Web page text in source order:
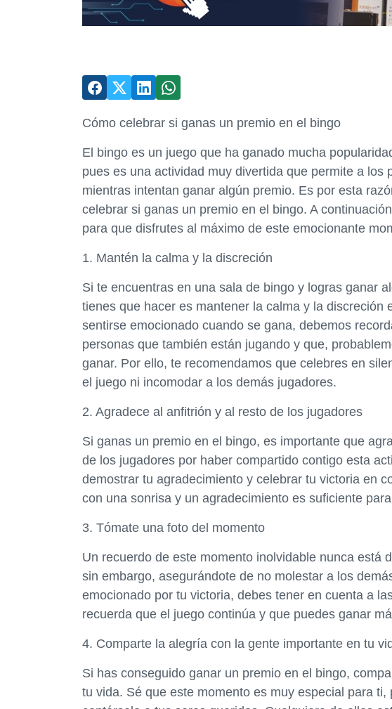
Cómo celebrar si ganas un premio en el bingo
El bingo es un juego que ha ganado mucha
pues es una actividad muy divertida que permite a los
mientras intentan ganar algún premio. Es por esta
celebrar si ganas un premio en el bingo. A
para que disfrutes al máximo de este emocionante
1. Mantén la calma y la discreción
Si te encuentras en una sala de bingo y logras ganar
tienes que hacer es mantener la calma y la discreción
sentirse emocionado cuando se gana, debemos
personas que también están jugando y que,
ganar. Por ello, te recomendamos que celebres en
el juego ni incomodar a los demás jugadores.
2. Agradece al anfitrión y al resto de los jugadores
Si ganas un premio en el bingo, es importante que
de los jugadores por haber compartido contigo esta
demostrar tu agradecimiento y celebrar tu victoria en
con una sonrisa y un agradecimiento es suficiente
3. Tómate una foto del momento
Un recuerdo de este momento inolvidable nunca está
sin embargo, asegurándote de no molestar a los
emocionado por tu victoria, debes tener en cuenta a
recuerda que el juego continúa y que puedes ganar
4. Comparte la alegría con la gente importante en tu
Si has conseguido ganar un premio en el bingo,
tu vida. Sé que este momento es muy especial para